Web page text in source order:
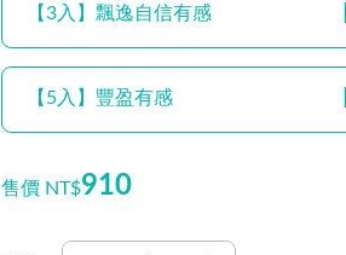
【3入】飄逸自信有感
【5入】豐盈有感
售價 NT$910